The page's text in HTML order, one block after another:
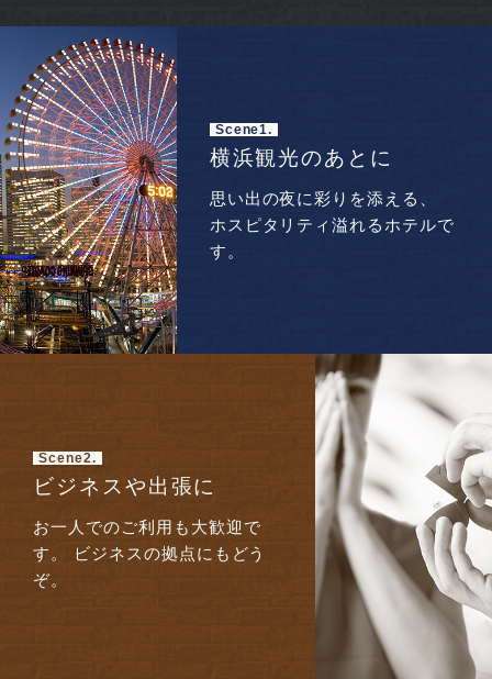
Scene1.
横浜観光のあとに
思い出の夜に彩りを添える、
ホスピタリティ溢れるホテルで
す。
Scene2.
ビジネスや出張に
お一人でのご利用も大歓迎で
す。
ビジネスの拠点にもどう
ぞ。